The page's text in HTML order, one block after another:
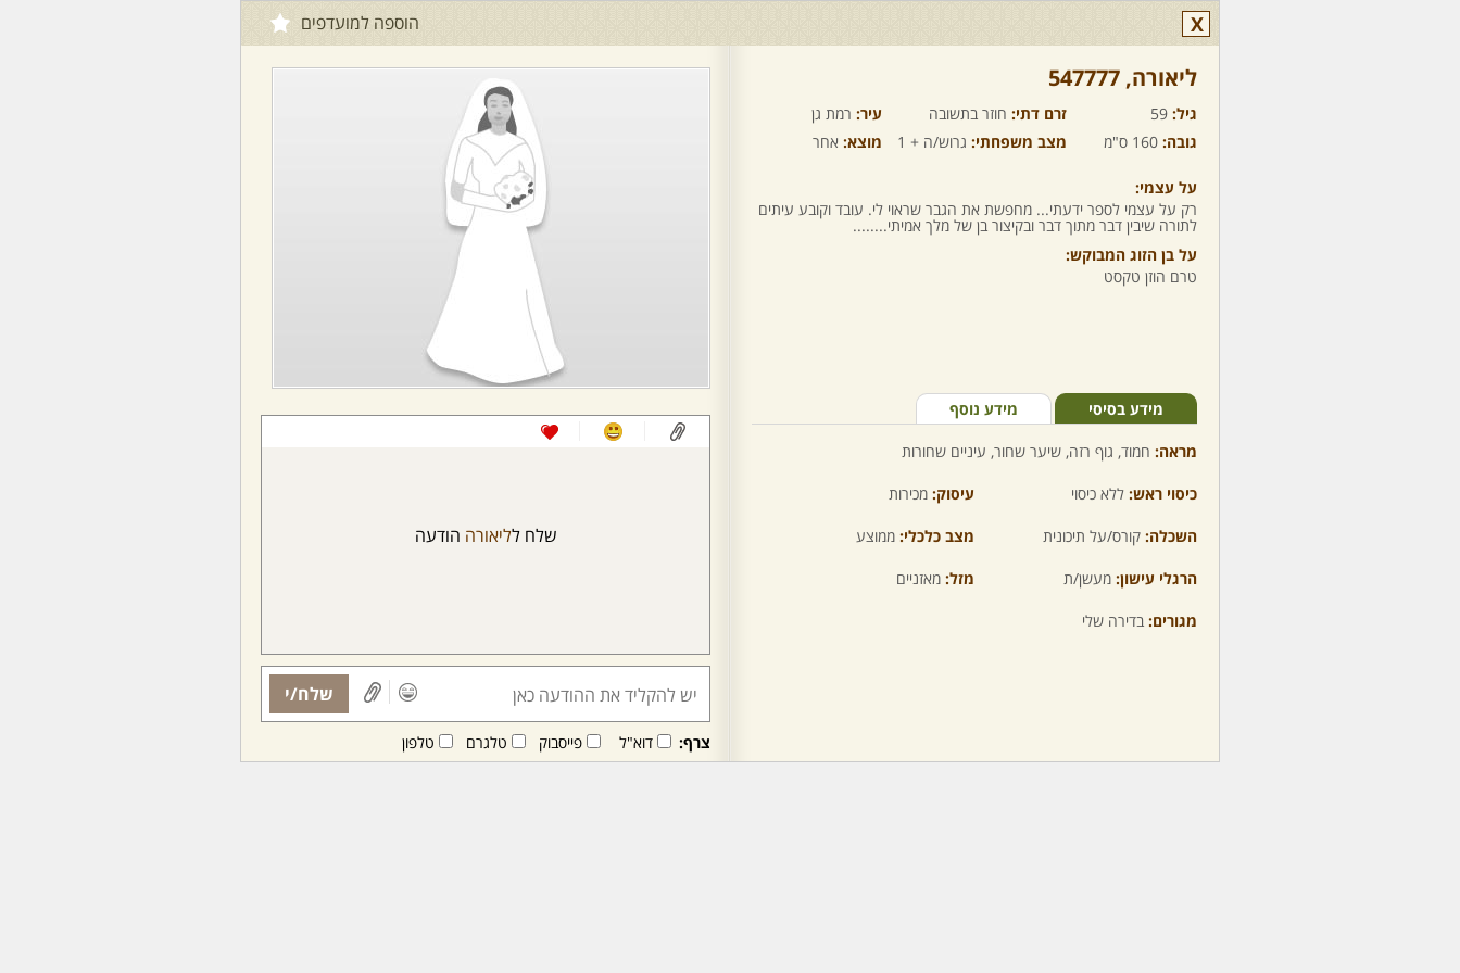
X הוספה למועדפים
ליאורה,‏ 547777
גיל: 59 זרם דתי: חוזר בתשובה עיר: רמת גן
גובה: 160 ס"מ מצב משפחתי: גרוש/ה + 1 מוצא: אחר
על עצמי:
רק על עצמי לספר ידעתי... מחפשת את הגבר שראוי לי. עובד וקובע עיתים
לתורה שיבין דבר מתוך דבר ובקיצור בן של מלך אמיתי........
על בן הזוג המבוקש:
טרם הוזן טקסט
מידע בסיסי מידע נוסף
מראה: חמוד, גוף רזה, שיער שחור, עיניים שחורות
כיסוי ראש: ללא כיסוי עיסוק: מכירות
השכלה: קורס/על תיכונית מצב כלכלי: ממוצע
הרגלי עישון: מעשן/ת מזל: מאזניים
מגורים: בדירה שלי
שלח לליאורה הודעה
שלח/י
צרף: דוא"ל פייסבוק טלגרם טלפון